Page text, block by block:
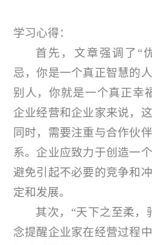
学习心得：
首先，文章强调了“
忌，你是一个真正智慧的
别人，你就是一个真正幸
企业经营和企业家来说，
同时，需要注重与合作伙
系。企业应致力于创造一
避免引起不必要的竞争和
定和发展。
其次，“天下之至柔，
念提醒企业家在经营过程